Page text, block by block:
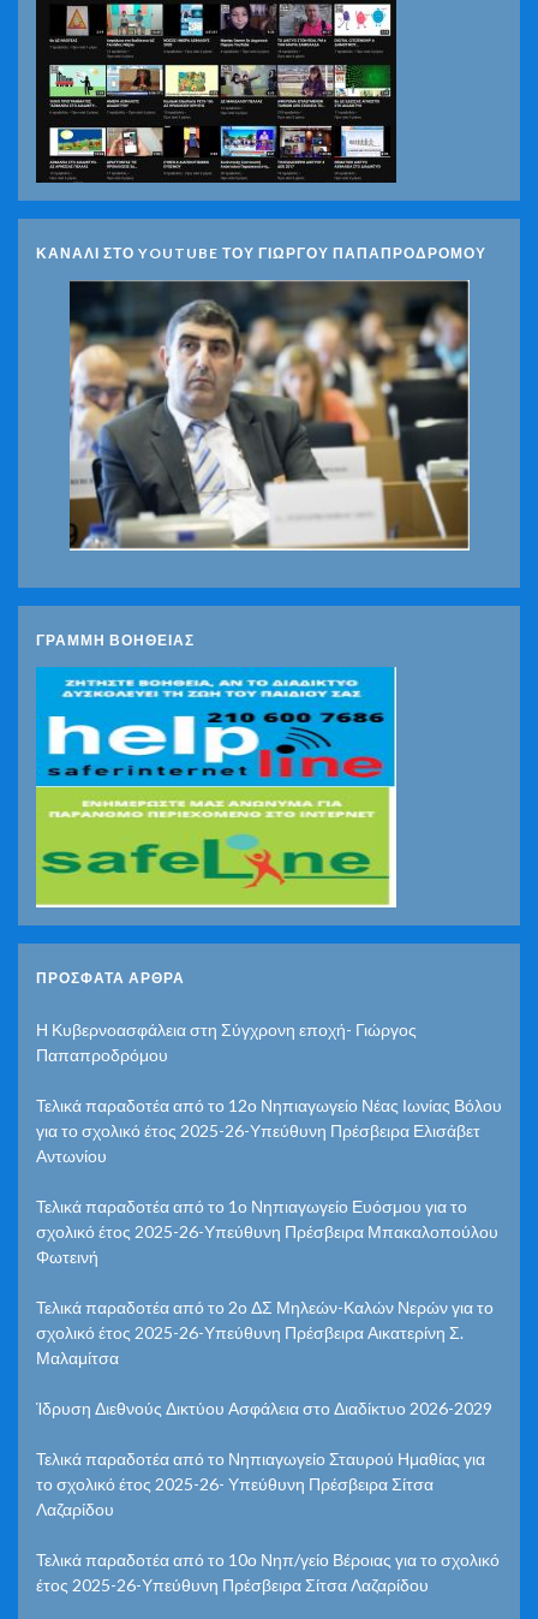
ΚΑΝΑΛΙ ΣΤΟ YOUTUBE ΤΟΥ ΓΙΩΡΓΟΥ ΠΑΠΑΠΡΟΔΡΟΜΟΥ
ΓΡΑΜΜΗ ΒΟΗΘΕΙΑΣ
ΠΡΌΣΦΑΤΑ ΆΡΘΡΑ
Η Κυβερνοασφάλεια στη Σύγχρονη εποχή- Γιώργος
Παπαπροδρόμου
Τελικά παραδοτέα από το 12ο Νηπιαγωγείο Νέας Ιωνίας Βόλου
για το σχολικό έτος 2025-26-Υπεύθυνη Πρέσβειρα Ελισάβετ
Αντωνίου
Τελικά παραδοτέα από το 1ο Νηπιαγωγείο Ευόσμου για το
σχολικό έτος 2025-26-Υπεύθυνη Πρέσβειρα Μπακαλοπούλου
Φωτεινή
Τελικά παραδοτέα από το 2ο ΔΣ Μηλεών-Καλών Νερών για το
σχολικό έτος 2025-26-Υπεύθυνη Πρέσβειρα Αικατερίνη Σ.
Μαλαμίτσα
Ίδρυση Διεθνούς Δικτύου Ασφάλεια στο Διαδίκτυο 2026-2029
Τελικά παραδοτέα από το Νηπιαγωγείο Σταυρού Ημαθίας για
το σχολικό έτος 2025-26- Υπεύθυνη Πρέσβειρα Σίτσα
Λαζαρίδου
Τελικά παραδοτέα από το 10ο Νηπ/γείο Βέροιας για το σχολικό
έτος 2025-26-Υπεύθυνη Πρέσβειρα Σίτσα Λαζαρίδου